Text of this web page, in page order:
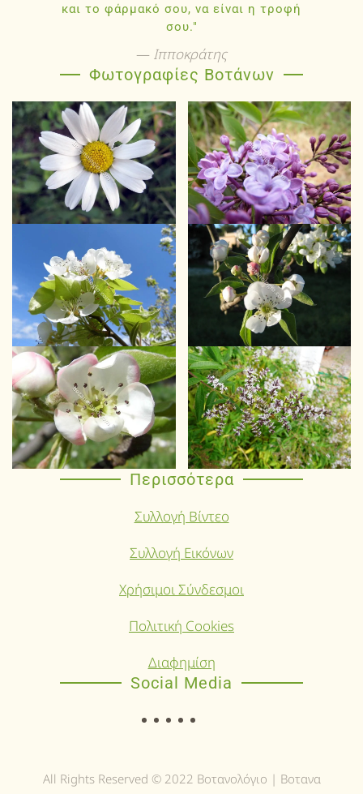
και το φάρμακό σου, να είναι η τροφή
σου."
Ιπποκράτης
Φωτογραφίες Βοτάνων
Περισσότερα
Συλλογή Βίντεο
Συλλογή Εικόνων
Χρήσιμοι Σύνδεσμοι
Πολιτική Cookies
Διαφημίση
Social Media
All Rights Reserved © 2022 Βοτανολόγιο | Βοτανα